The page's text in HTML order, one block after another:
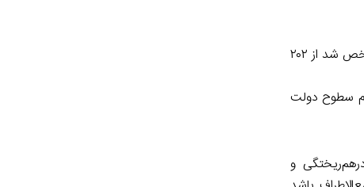
مالزی در سال ۱۹۷۹ قانون مفصل پیاده‌سازی حسابرسی داخلی با استفاده از استانداردهای بین‌المللی را تصویب کرد، اما ۳۰ سال بعد مشخص شد از ۲۰۲
در تمام سطوح دولت
و